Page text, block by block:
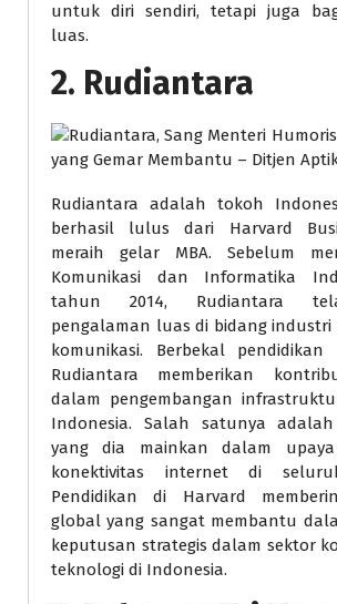
untuk diri sendiri, tetapi juga
luas.
2. Rudiantara
Rudiantara adalah tokoh
berhasil lulus dari Harvard
meraih gelar MBA. Sebelum
Komunikasi dan Informatika
tahun 2014, Rudiantara
pengalaman luas di bidang
komunikasi. Berbekal pendidikan
Rudiantara memberikan
dalam pengembangan
Indonesia. Salah satunya
yang dia mainkan dalam upaya
konektivitas internet di
Pendidikan di Harvard
global yang sangat membantu
keputusan strategis dalam sektor
teknologi di Indonesia.